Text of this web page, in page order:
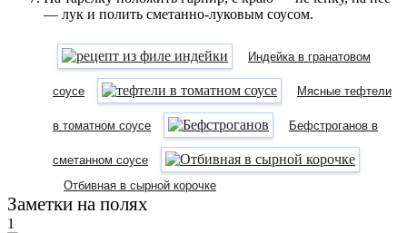
— лук и полить сметанно-луковым соусом.
Индейка в гранатовом
соусе Мясные тефтели
в томатном соусе Бефстроганов в
сметанном соусе
Отбивная в сырной корочке
Заметки на полях
1